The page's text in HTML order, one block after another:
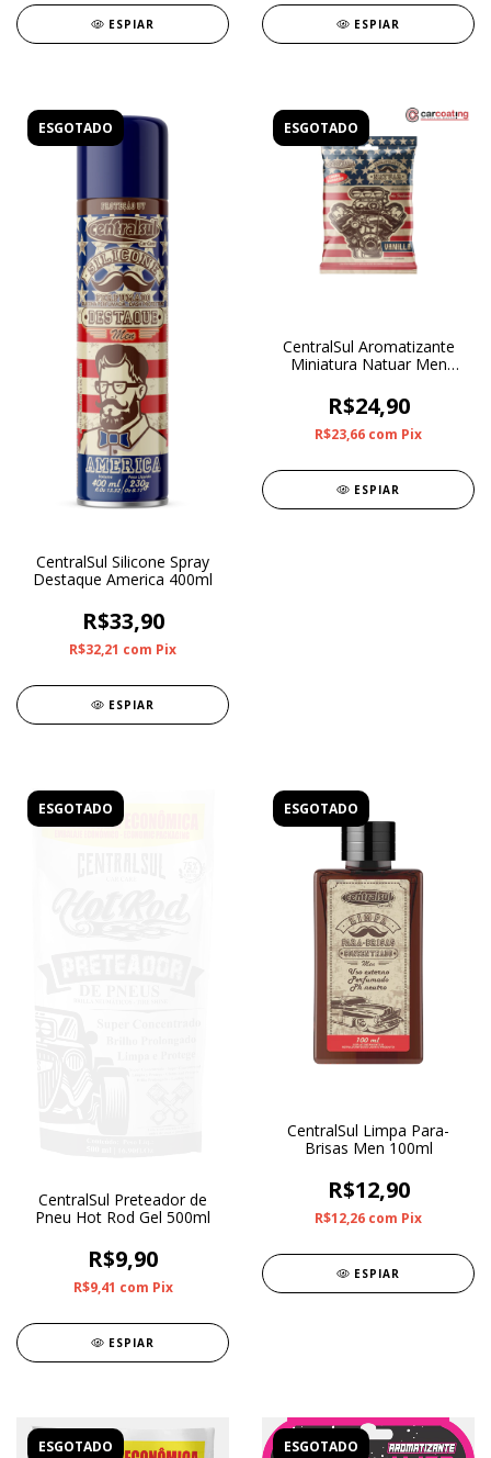
ESPIAR ESPIAR
ESGOTADO
CentralSul Silicone Spray
Destaque America 400ml
R$33,90
R$32,21 com Pix
ESPIAR
ESGOTADO
CentralSul Aromatizante
Miniatura Natuar Men
R$24,90
R$23,66 com Pix
ESPIAR
ESGOTADO
CentralSul Preteador de
Pneu Hot Rod Gel 500ml
R$9,90
R$9,41 com Pix
ESPIAR
ESGOTADO
CentralSul Limpa Para-
Brisas Men 100ml
R$12,90
R$12,26 com Pix
ESPIAR
ESGOTADO ESGOTADO